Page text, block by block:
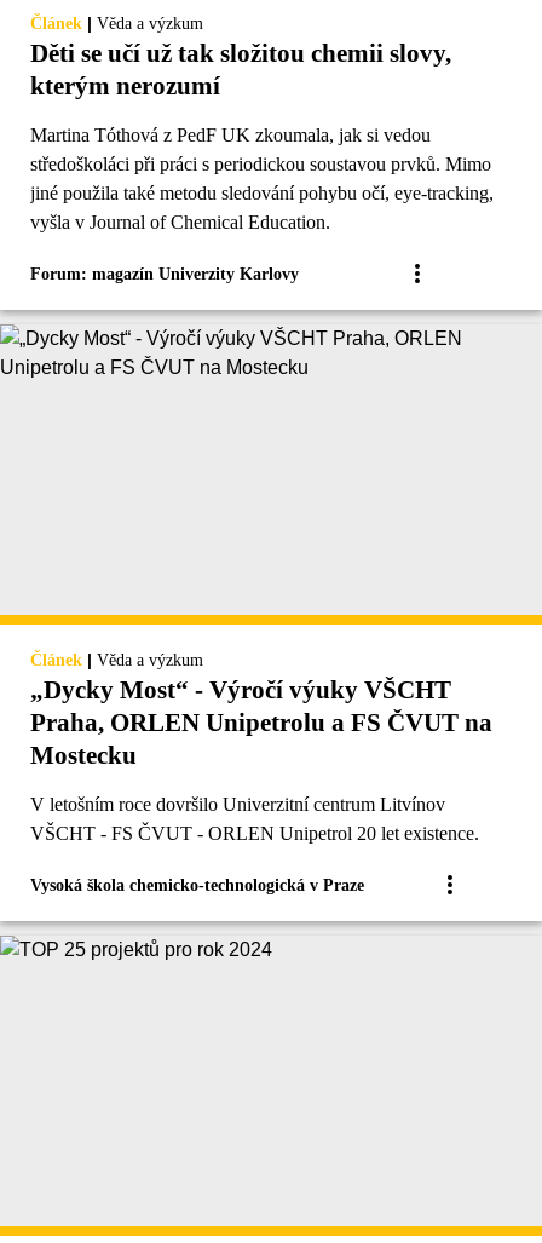
Článek | Věda a výzkum
Děti se učí už tak složitou chemii slovy,
kterým nerozumí
Martina Tóthová z PedF UK zkoumala, jak si vedou
středoškoláci při práci s periodickou soustavou prvků. Mimo
jiné použila také metodu sledování pohybu očí, eye-tracking,
vyšla v Journal of Chemical Education.
Forum: magazín Univerzity Karlovy
Článek | Věda a výzkum
„Dycky Most“ - Výročí výuky VŠCHT
Praha, ORLEN Unipetrolu a FS ČVUT na
Mostecku
V letošním roce dovršilo Univerzitní centrum Litvínov
VŠCHT - FS ČVUT - ORLEN Unipetrol 20 let existence.
Vysoká škola chemicko-technologická v Praze